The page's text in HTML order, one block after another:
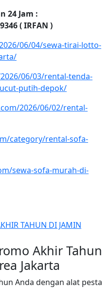
24 Jam :
( IRFAN )
06/04/sewa-tirai-lotto-
06/03/rental-tenda-
putih-depok/
2026/06/02/rental-
category/rental-sofa-
sewa-sofa-murah-di-
TAHUN DI JAMIN
Akhir Tahun
Jakarta
Anda dengan alat pesta